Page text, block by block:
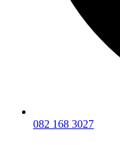
082 168 3027